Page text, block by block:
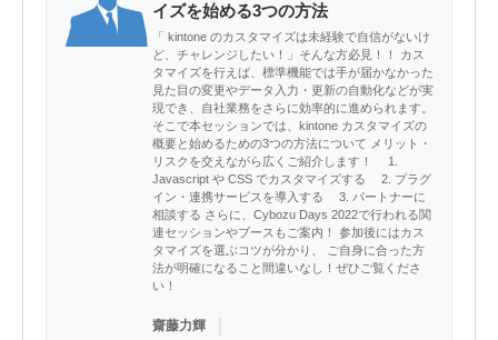
イズを始める3つの方法
「 kintone のカスタマイズは未経験で自信がないけ
ど、チャレンジしたい！」そんな方必見！！ カス
タマイズを行えば、標準機能では手が届かなかった
見た目の変更やデータ入力・更新の自動化などが実
現でき、自社業務をさらに効率的に進められます。
そこで本セッションでは、kintone カスタマイズの
概要と始めるための3つの方法について メリット・
リスクを交えながら広くご紹介します！ 1.
Javascript や CSS でカスタマイズする 2. プラグ
イン・連携サービスを導入する 3. パートナーに
相談する さらに、Cybozu Days 2022で行われる関
連セッションやブースもご案内！ 参加後にはカス
タマイズを選ぶコツが分かり、 ご自身に合った方
法が明確になること間違いなし！ぜひご覧くださ
い！
齋藤力輝